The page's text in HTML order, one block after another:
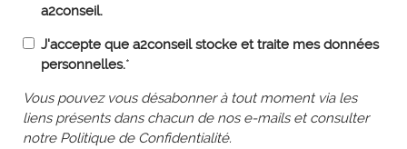
a2conseil.
J'accepte que a2conseil stocke et traite mes données
personnelles.*
Vous pouvez vous désabonner à tout moment via les
liens présents dans chacun de nos e-mails et consulter
notre Politique de Confidentialité.